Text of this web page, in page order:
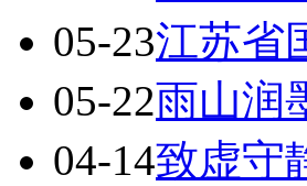
05-23江苏省
05-22雨山
04-14致虚